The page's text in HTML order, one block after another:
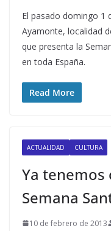
El pasado domingo 1
Ayamonte, localidad
que presenta la
en toda España.
Read More
ACTUALIDAD CULTURA
Ya tenemos
Semana
10 de febrero de 2013